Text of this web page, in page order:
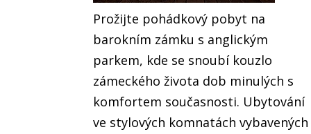
Prožijte pohádkový pobyt na
barokním zámku s anglickým
parkem, kde se snoubí kouzlo
zámeckého života dob minulých s
komfortem současnosti. Ubytování
ve stylových komnatách vybavených